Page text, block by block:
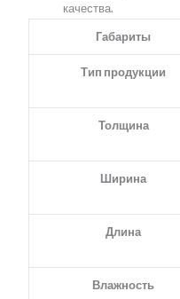
качества.
Габариты
Тип продукции
Толщина
Ширина
Длина
Влажность